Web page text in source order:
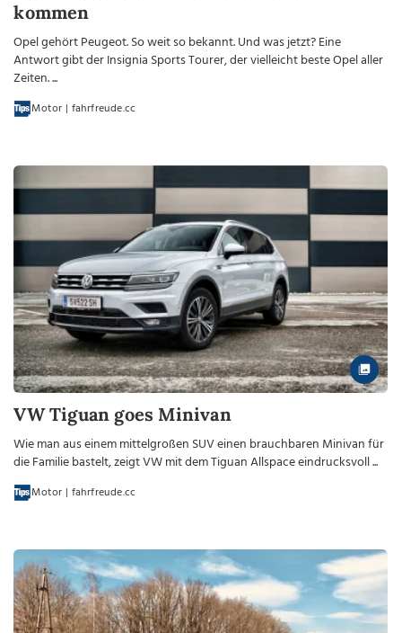
kommen
Opel gehört Peugeot. So weit so bekannt. Und was jetzt? Eine
Antwort gibt der Insignia Sports Tourer, der vielleicht beste Opel aller
Zeiten. ...
Motor | fahrfreude.cc
VW Tiguan goes Minivan
Wie man aus einem mittelgroßen SUV einen brauchbaren Minivan für
die Familie bastelt, zeigt VW mit dem Tiguan Allspace eindrucksvoll ...
Motor | fahrfreude.cc